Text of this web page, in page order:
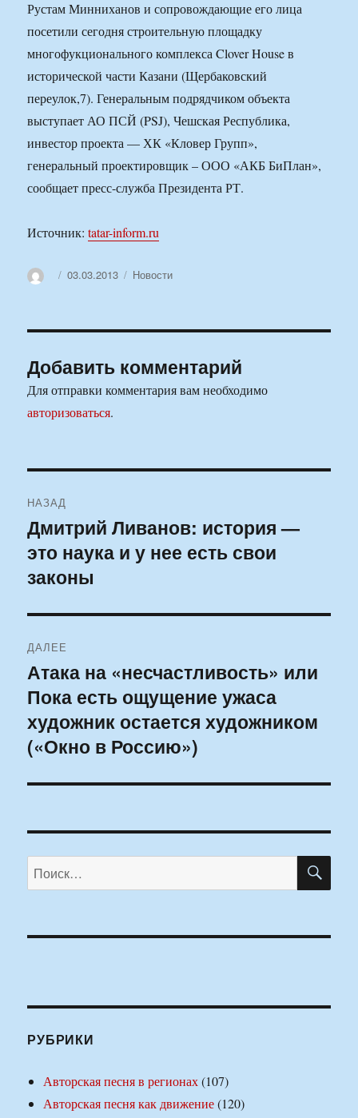
Рустам Минниханов и сопровождающие его лица
посетили сегодня строительную площадку
многофукционального комплекса Clover House в
исторической части Казани (Щербаковский
переулок,7). Генеральным подрядчиком объекта
выступает АО ПСЙ (PSJ), Чешская Республика,
инвестор проекта — ХК «Кловер Групп»,
генеральный проектировщик – ООО «АКБ БиПлан»,
сообщает пресс-служба Президента РТ.
Источник:tatar-inform.ru
АвторОпубликовано
03.03.2013 Рубрики
Новости
Добавить комментарий
Для отправки комментария вам необходимо
авторизоваться.
по
записям
НАЗАД
Предыдущая
запись:
Дмитрий Ливанов: история —
это наука и у нее есть свои
законы
ДАЛЕЕ
Следующая
запись:
Атака на «несчастливость» или
Пока есть ощущение ужаса
художник остается художником
(«Окно в Россию»)
Искать:
РУБРИКИ
Авторская песня в регионах(107)
Авторская песня как движение(120)